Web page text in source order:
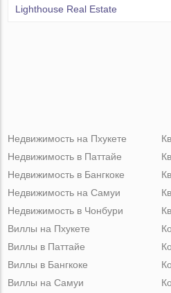
Lighthouse Real Estate
Недвижимость на Пхукете
Недвижимость в Паттайе
Недвижимость в Бангкоке
Недвижимость на Самуи
Недвижимость в Чонбури
Виллы на Пхукете
Виллы в Паттайе
Виллы в Бангкоке
Виллы на Самуи